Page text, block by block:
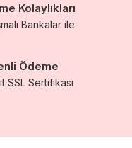
Kolaylıkları
Bankalar ile
Ödeme
SSL Sertifikası